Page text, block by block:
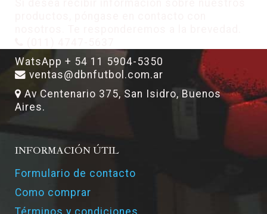
WatsApp + 54 11 5904-5350
ventas@dbnfutbol.com.ar
Av Centenario 375, San Isidro, Buenos
Aires.
INFORMACIÓN ÚTIL
Formulario de contacto
Como comprar
Términos y condiciones